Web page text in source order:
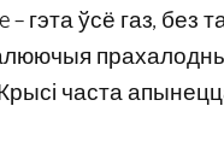
– гэта ўсё газ,
часта